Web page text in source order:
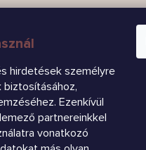
hirdetések személyre
biztosításához,
Ezenkívül
partnereinkkel
vonatkozó